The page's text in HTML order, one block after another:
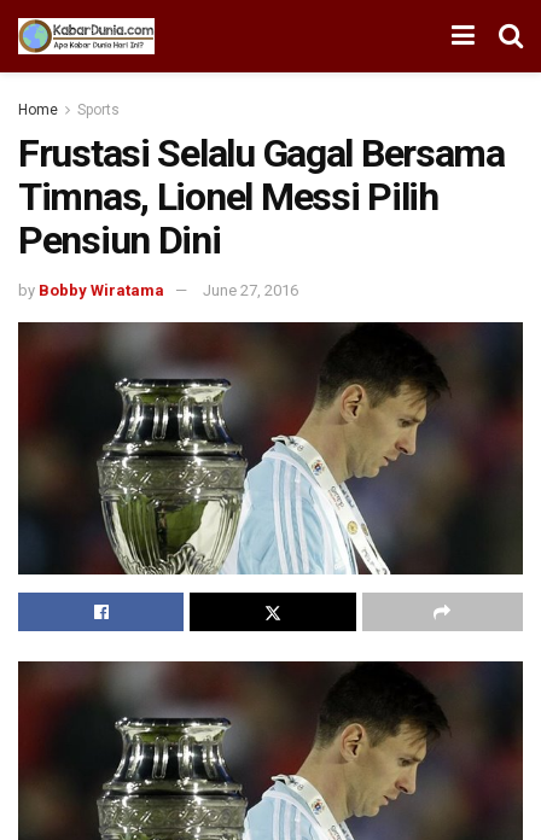
Home Sports
Frustasi Selalu Gagal Bersama
Timnas, Lionel Messi Pilih
Pensiun Dini
by Bobby Wiratama June 27, 2016